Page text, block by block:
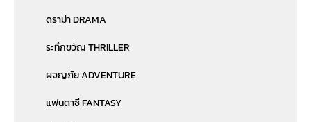
ดราม่า DRAMA
ระทึกขวัญ THRILLER
ผจญภัย ADVENTURE
แฟนตาซี FANTASY